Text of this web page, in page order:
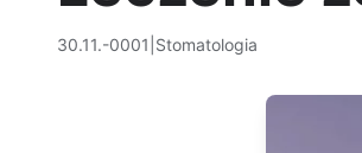
30.11.-0001 Stomatologia